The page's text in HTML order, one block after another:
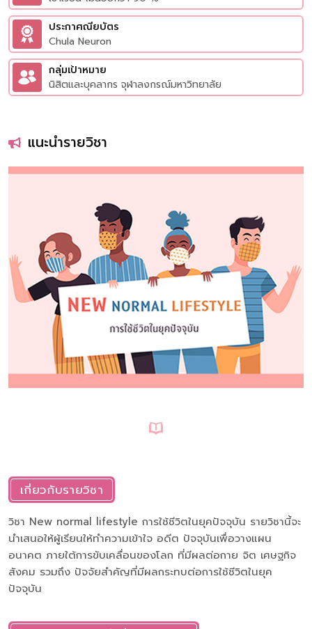
ประกาศณียบัตร
Chula Neuron
กลุ่มเป้าหมาย
นิสิตและบุคลากร จุฬาลงกรณ์มหาวิทยาลัย
แนะนำรายวิชา
เกี่ยวกับรายวิชา
วิชา New normal lifestyle การใช้ชีวิตในยุคปัจจุบัน รายวิชานี้จะ
นำเสนอให้ผู้เรียนให้ทำความเข้าใจ อดีต ปัจจุบันเพื่อวางแผน
อนาคต ภายใต้การขับเคลื่อนของโลก ที่มีผลต่อกาย จิต เศษฐกิจ
สังคม รวมถึง ปัจจัยสำคัญที่มีผลกระทบต่อการใช้ชีวิตในยุค
ปัจจุบัน